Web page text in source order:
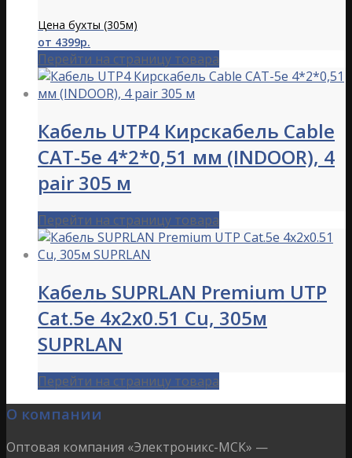
Цена бухты (305м)
от 4399р.
Перейти на страницу товара
Кабель UTP4 Кирскабель Cable
CAT-5e 4*2*0,51 мм (INDOOR), 4
pair 305 м
Перейти на страницу товара
Кабель SUPRLAN Premium UTP
Cat.5e 4x2x0.51 Cu, 305м
SUPRLAN
Перейти на страницу товара
О компании
Оптовая компания «Электроникс-МСК» —